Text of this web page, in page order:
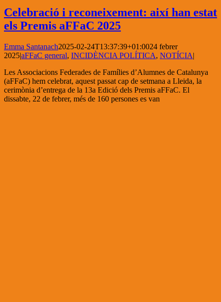
Celebració i reconeixement: així han estat
els Premis aFFaC 2025
Emma Santanach2025-02-24T13:37:39+01:0024 febrer
2025|aFFaC general, INCIDÈNCIA POLÍTICA, NOTÍCIA|
Les Associacions Federades de Famílies d’Alumnes de Catalunya
(aFFaC) hem celebrat, aquest passat cap de setmana a Lleida, la
cerimònia d’entrega de la 13a Edició dels Premis aFFaC. El
dissabte, 22 de febrer, més de 160 persones es van